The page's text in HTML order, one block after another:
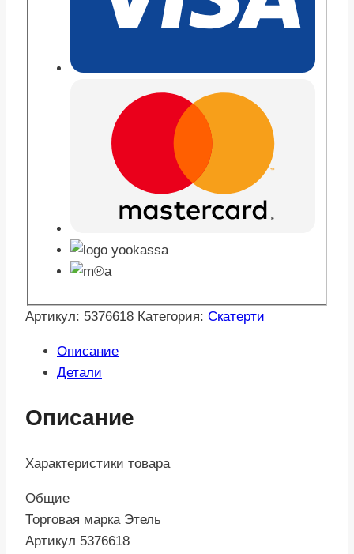
Артикул: 5376618 Категория: Скатерти
Описание
Детали
Описание
Характеристики товара
Общие
Торговая марка Этель
Артикул 5376618